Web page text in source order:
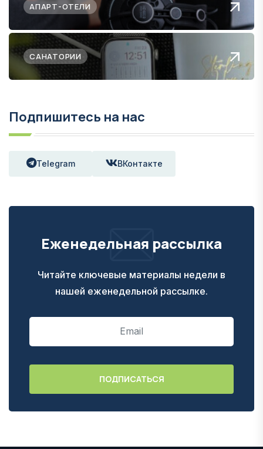
АПАРТ-ОТЕЛИ
САНАТОРИИ
Подпишитесь на нас
Telegram ВКонтакте
Еженедельная рассылка
Читайте ключевые материалы недели в
нашей еженедельной рассылке.